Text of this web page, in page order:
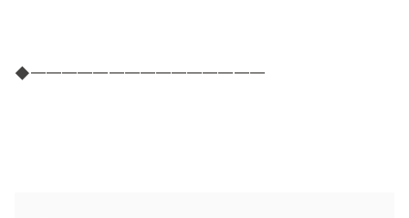
◆━━━━━━━━━━━━━━━